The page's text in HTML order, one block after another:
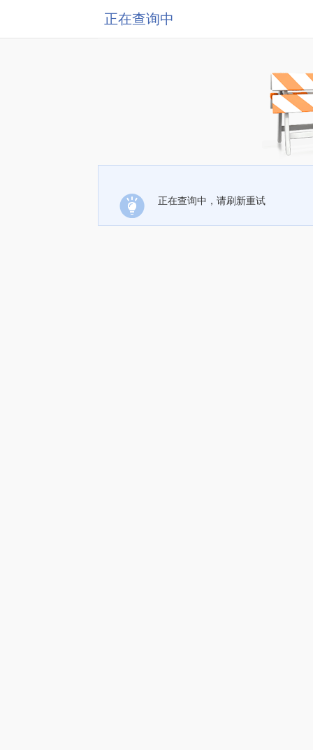
正在查询中
正在查询中，请刷新重试